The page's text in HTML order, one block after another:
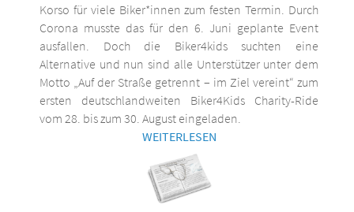
Korso für viele Biker*innen zum festen Termin. Durch
Corona musste das für den 6. Juni geplante Event
ausfallen. Doch die Biker4kids suchten eine
Alternative und nun sind alle Unterstützer unter dem
Motto „Auf der Straße getrennt – im Ziel vereint“ zum
ersten deutschlandweiten Biker4Kids Charity-Ride
vom 28. bis zum 30. August eingeladen.
WEITERLESEN